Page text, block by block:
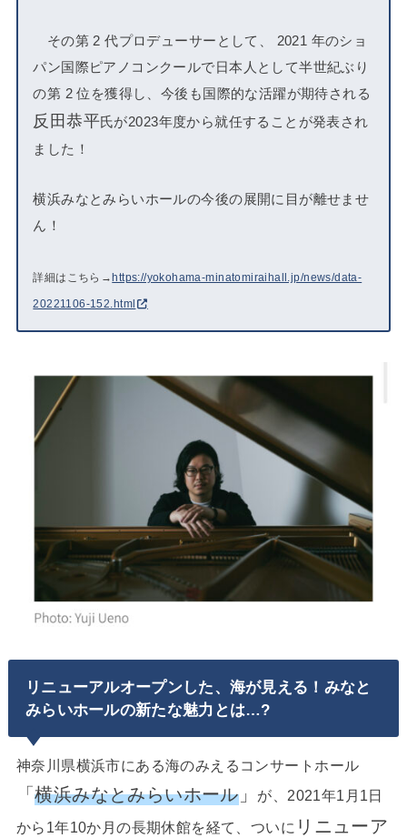
その第 2 代プロデューサーとして、 2021 年のショ
パン国際ピアノコンクールで日本人として半世紀ぶり
の第 2 位を獲得し、今後も国際的な活躍が期待される
反田恭平氏が2023年度から就任することが発表され
ました！
横浜みなとみらいホールの今後の展開に目が離せませ
ん！
詳細はこちら→ https://yokohama-minatomiraihall.jp/news/data-
20221106-152.html
リニューアルオープンした、海が見える！みなと
みらいホールの新たな魅力とは…?
神奈川県横浜市にある海のみえるコンサートホール
「横浜みなとみらいホール」
が、2021年1月1日
から1年10か月の長期休館を経て、ついに リニューア